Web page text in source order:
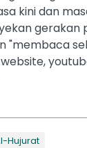
kini dan
gerakan
"membaca
website,
Hujurat